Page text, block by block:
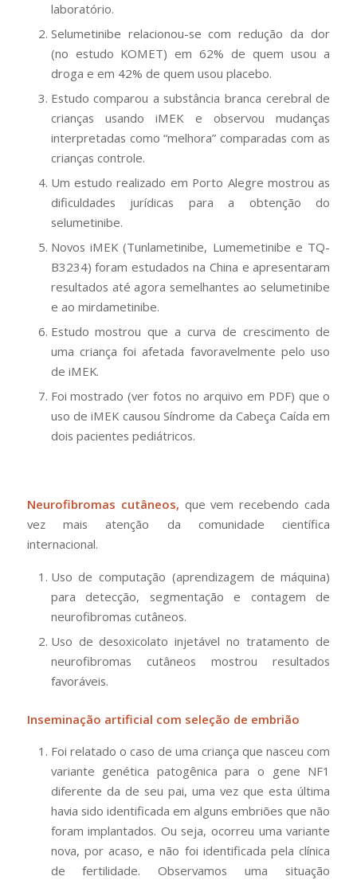
laboratório.
Selumetinibe relacionou-se com redução da dor
(no estudo KOMET) em 62% de quem usou a
droga e em 42% de quem usou placebo.
Estudo comparou a substância branca cerebral de
crianças usando iMEK e observou mudanças
interpretadas como “melhora” comparadas com as
crianças controle.
Um estudo realizado em Porto Alegre mostrou as
dificuldades jurídicas para a obtenção do
selumetinibe.
Novos iMEK (Tunlametinibe, Lumemetinibe e TQ-
B3234) foram estudados na China e apresentaram
resultados até agora semelhantes ao selumetinibe
e ao mirdametinibe.
Estudo mostrou que a curva de crescimento de
uma criança foi afetada favoravelmente pelo uso
de iMEK.
Foi mostrado (ver fotos no arquivo em PDF) que o
uso de iMEK causou Síndrome da Cabeça Caída em
dois pacientes pediátricos.
Neurofibromas cutâneos, que vem recebendo cada
vez mais atenção da comunidade científica
internacional.
Uso de computação (aprendizagem de máquina)
para detecção, segmentação e contagem de
neurofibromas cutâneos.
Uso de desoxicolato injetável no tratamento de
neurofibromas cutâneos mostrou resultados
favoráveis.
Inseminação artificial com seleção de embrião
Foi relatado o caso de uma criança que nasceu com
variante genética patogênica para o gene NF1
diferente da de seu pai, uma vez que esta última
havia sido identificada em alguns embriões que não
foram implantados. Ou seja, ocorreu uma variante
nova, por acaso, e não foi identificada pela clínica
de fertilidade. Observamos uma situação